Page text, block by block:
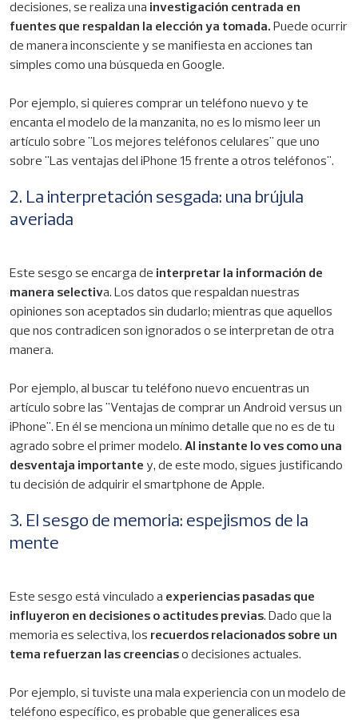
decisiones, se realiza una investigación centrada en
fuentes que respaldan la elección ya tomada. Puede ocurrir
de manera inconsciente y se manifiesta en acciones tan
simples como una búsqueda en Google.
Por ejemplo, si quieres comprar un teléfono nuevo y te
encanta el modelo de la manzanita, no es lo mismo leer un
artículo sobre "Los mejores teléfonos celulares" que uno
sobre "Las ventajas del iPhone 15 frente a otros teléfonos".
2. La interpretación sesgada: una brújula
averiada
Este sesgo se encarga de interpretar la información de
manera selectiva. Los datos que respaldan nuestras
opiniones son aceptados sin dudarlo; mientras que aquellos
que nos contradicen son ignorados o se interpretan de otra
manera.
Por ejemplo, al buscar tu teléfono nuevo encuentras un
artículo sobre las "Ventajas de comprar un Android versus un
iPhone". En él se menciona un mínimo detalle que no es de tu
agrado sobre el primer modelo. Al instante lo ves como una
desventaja importante y, de este modo, sigues justificando
tu decisión de adquirir el smartphone de Apple.
3. El sesgo de memoria: espejismos de la
mente
Este sesgo está vinculado a experiencias pasadas que
influyeron en decisiones o actitudes previas. Dado que la
memoria es selectiva, los recuerdos relacionados sobre un
tema refuerzan las creenciaso decisiones actuales.
Por ejemplo, si tuviste una mala experiencia con un modelo de
teléfono específico, es probable que generalices esa